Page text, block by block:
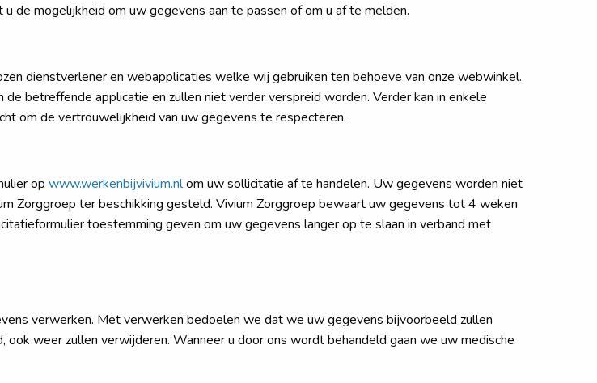
de mogelijkheid om uw gegevens aan te passen of om u af te melden.
dienstverlener en webapplicaties welke wij gebruiken ten behoeve van onze webwinkel.
betreffende applicatie en zullen niet verder verspreid worden. Verder kan in enkele
om de vertrouwelijkheid van uw gegevens te respecteren.
op www.werkenbijvivium.nlom uw sollicitatie af te handelen. Uw gegevens worden niet
Zorggroep ter beschikking gesteld. Vivium Zorggroep bewaart uw gegevens tot 4 weken
toestemming geven om uw gegevens langer op te slaan in verband met
verwerken. Met verwerken bedoelen we dat we uw gegevens bijvoorbeeld zullen
ook weer zullen verwijderen. Wanneer u door ons wordt behandeld gaan we uw medische